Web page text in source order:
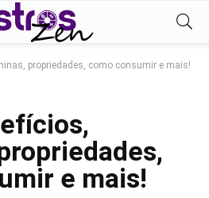
propriedades, como consumir e mais!
e mais!